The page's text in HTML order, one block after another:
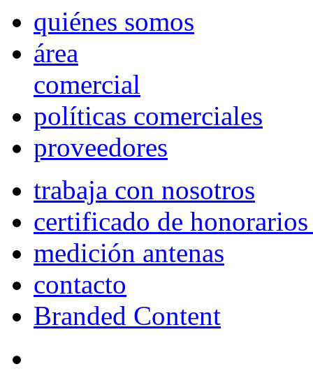
quiénes somos
área
comercial
políticas comerciales
proveedores
trabaja con nosotros
certificado de
medición antenas
contacto
Branded Content